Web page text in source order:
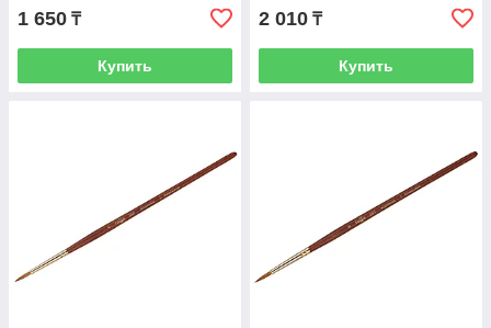
1 650 ₸
Купить
2 010 ₸
Купить